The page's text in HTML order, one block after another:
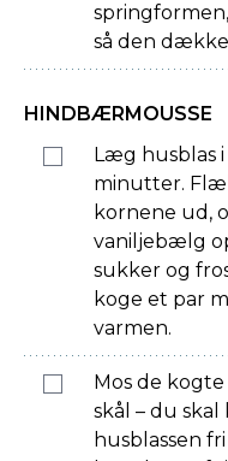
så den
HINDBÆRMOUSSE
Læg husblas
minutter.
kornene ud,
vaniljebælg
sukker og
koge et par
varmen.
Mos de
skål – du
husblassen